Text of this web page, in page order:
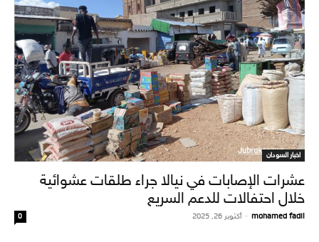
اخبار السودان
عشرات الإصابات في نيالا جراء طلقات عشوائية
خلال احتفالات للدعم السريع
mohamed fadil
- أكتوبر 26, 2025 0